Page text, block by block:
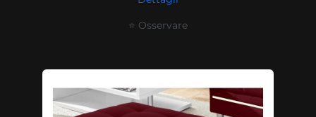
⭐ Osservare